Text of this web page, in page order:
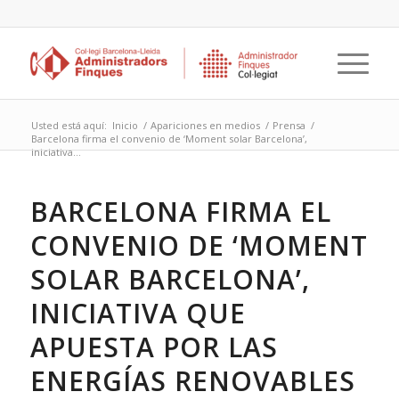
Usted está aquí: Inicio / Apariciones en medios / Prensa /
Barcelona firma el convenio de ‘Moment solar Barcelona’,
iniciativa...
BARCELONA FIRMA EL
CONVENIO DE ‘MOMENT
SOLAR BARCELONA’,
INICIATIVA QUE
APUESTA POR LAS
ENERGÍAS RENOVABLES